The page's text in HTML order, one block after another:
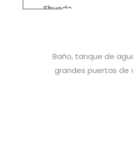
Shuode
Baño, tanque de
grandes puertas de